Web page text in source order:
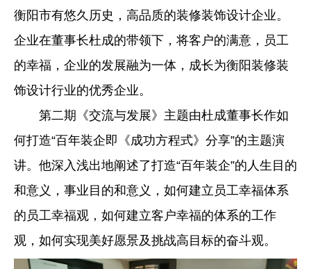
衡阳市有悠久历史，高品质的装修装饰设计企业。
企业在董事长杜成的带领下，将客户的满意，员工
的幸福，企业的发展融为一体，成长为衡阳装修装
饰设计行业的优秀企业。
第二期《交流与发展》主题由杜成董事长作如
何打造“百年装企即《成功方程式》分享”的主题演
讲。他深入浅出地阐述了打造“百年装企”的人生目的
和意义，事业目的和意义，如何建立员工幸福体系
的员工幸福观，如何建立客户幸福的体系的工作
观，如何实现美好愿景及挑战高目标的奋斗观。